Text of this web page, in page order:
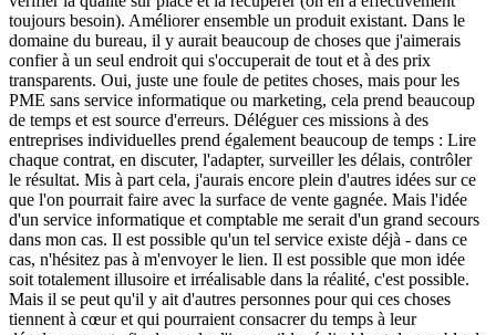
toujours besoin). Améliorer ensemble un produit existant. Dans le
domaine du bureau, il y aurait beaucoup de choses que j'aimerais
confier à un seul endroit qui s'occuperait de tout et à des prix
transparents. Oui, juste une foule de petites choses, mais pour les
PME sans service informatique ou marketing, cela prend beaucoup
de temps et est source d'erreurs. Déléguer ces missions à des
entreprises individuelles prend également beaucoup de temps : Lire
chaque contrat, en discuter, l'adapter, surveiller les délais, contrôler
le résultat. Mis à part cela, j'aurais encore plein d'autres idées sur ce
que l'on pourrait faire avec la surface de vente gagnée. Mais l'idée
d'un service informatique et comptable me serait d'un grand secours
dans mon cas. Il est possible qu'un tel service existe déjà - dans ce
cas, n'hésitez pas à m'envoyer le lien. Il est possible que mon idée
soit totalement illusoire et irréalisable dans la réalité, c'est possible.
Mais il se peut qu'il y ait d'autres personnes pour qui ces choses
tiennent à cœur et qui pourraient consacrer du temps à leur